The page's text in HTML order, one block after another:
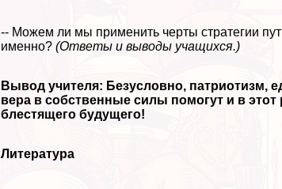
-- Можем ли мы применить черты стратегии
именно?(Ответы и выводы учащихся.)
Вывод учителя: Безусловно, патриотизм,
вера в собственные силы помогут и в
блестящего будущего!
Литература